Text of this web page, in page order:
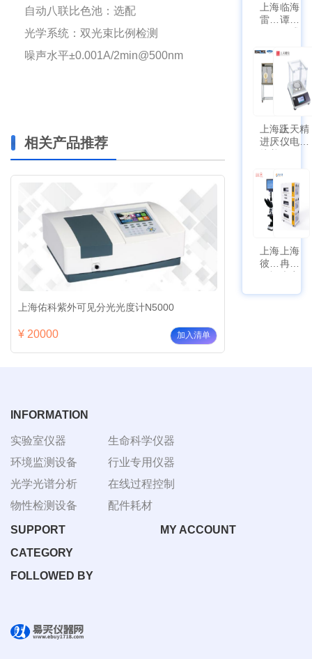
自动八联比色池：选配
光学系统：双光束比例检测
噪声水平±0.001A/2min@500nm
相关产品推荐
上海佑科紫外可见分光光度计N5000
¥ 20000 加入清单
上海
雷磁
符合
新国
标带
功能
临海
谭氏
干式
泵
SPL-
10
上海跃
进厌氧
培养箱
III-T
上天精
仪电子
带审计
追踪功
能
上海
彼爱
姆视
上海
冉绘
大容
INFORMATION
实验室仪器
环境监测设备
光学光谱分析
物性检测设备
生命科学仪器
行业专用仪器
在线过程控制
配件耗材
SUPPORT
MY ACCOUNT
CATEGORY
FOLLOWED BY